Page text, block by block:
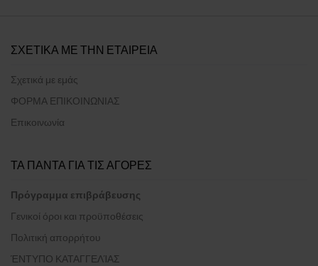
ΣΧΕΤΙΚΑ ΜΕ ΤΗΝ ΕΤΑΙΡΕΙΑ
Σχετικά με εμάς
ΦΟΡΜΑ ΕΠΙΚΟΙΝΩΝΙΑΣ
Επικοινωνία
ΤΑ ΠΑΝΤΑ ΓΙΑ ΤΙΣ ΑΓΟΡΕΣ
Πρόγραμμα επιβράβευσης
Γενικοί όροι και προϋποθέσεις
Πολιτική απορρήτου
ΈΝΤΥΠΟ ΚΑΤΑΓΓΕΛΊΑΣ